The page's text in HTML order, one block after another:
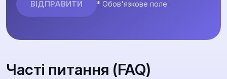
* Обов'язкове поле
Часті питання (FAQ)